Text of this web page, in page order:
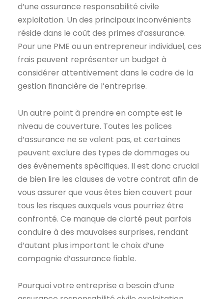
d’une assurance responsabilité civile
exploitation. Un des principaux inconvénients
réside dans le coût des primes d’assurance.
Pour une PME ou un entrepreneur individuel, ces
frais peuvent représenter un budget à
considérer attentivement dans le cadre de la
gestion financière de l’entreprise.
Un autre point à prendre en compte est le
niveau de couverture. Toutes les polices
d’assurance ne se valent pas, et certaines
peuvent exclure des types de dommages ou
des événements spécifiques. Il est donc crucial
de bien lire les clauses de votre contrat afin de
vous assurer que vous êtes bien couvert pour
tous les risques auxquels vous pourriez être
confronté. Ce manque de clarté peut parfois
conduire à des mauvaises surprises, rendant
d’autant plus important le choix d’une
compagnie d’assurance fiable.
Pourquoi votre entreprise a besoin d’une